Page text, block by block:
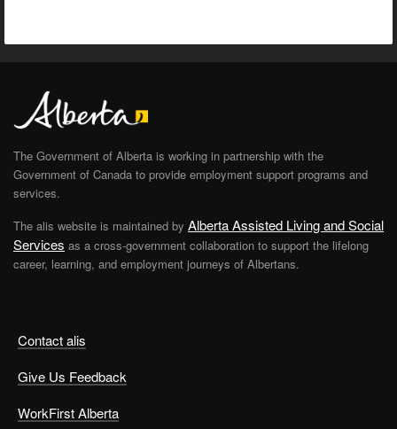
Contact alis
Give Us Feedback
WorkFirst Alberta
The Government of Alberta is working in partnership with the
Government of Canada to provide employment support programs and
services.
The alis website is maintained by Alberta Assisted Living and Social
Services as a cross-government collaboration to support the lifelong
career, learning, and employment journeys of Albertans.